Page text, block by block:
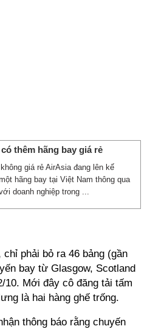
thêm hãng bay giá rẻ
giá rẻ AirAsia đang lên kế
hãng bay tại Việt Nam thông qua
doanh nghiệp trong ...
phải bỏ ra 46 bảng (gần
bay từ Glasgow, Scotland
10. Mới đây cô đăng tải tấm
là hai hàng ghế trống.
thông báo rằng chuyến